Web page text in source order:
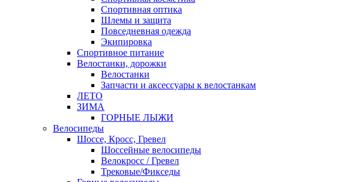
Спортивная оптика
Шлемы и защита
Повседневная одежда
Экипировка
Спортивное питание
Велостанки, дорожки
Велостанки
Запчасти и аксессуары к велостанкам
ЛЕТО
ЗИМА
ГОРНЫЕ ЛЫЖИ
Велосипеды
Шоссе, Кросс, Гревел
Шоссейные велосипеды
Велокросс / Гревел
Трековые/Фикседы